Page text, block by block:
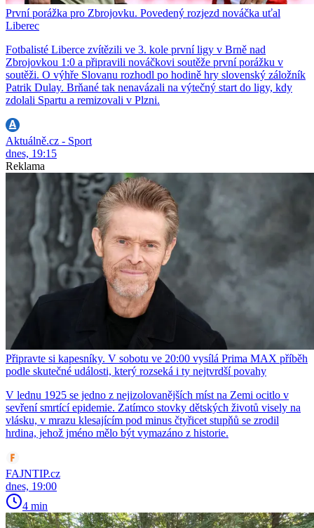
První porážka pro Zbrojovku. Povedený rozjezd nováčka uťal
Liberec
Fotbalisté Liberce zvítězili ve 3. kole první ligy v Brně nad
Zbrojovkou 1:0 a připravili nováčkovi soutěže první porážku v
soutěži. O výhře Slovanu rozhodl po hodině hry slovenský záložník
Patrik Dulay. Brňané tak nenavázali na výtečný start do ligy, kdy
zdolali Spartu a remizovali v Plzni.
Aktuálně.cz - Sport
dnes, 19:15
Reklama
Připravte si kapesníky. V sobotu ve 20:00 vysílá Prima MAX příběh
podle skutečné události, který rozseká i ty nejtvrdší povahy
V lednu 1925 se jedno z nejizolovanějších míst na Zemi ocitlo v
sevření smrtící epidemie. Zatímco stovky dětských životů visely na
vlásku, v mrazu klesajícím pod minus čtyřicet stupňů se zrodil
hrdina, jehož jméno mělo být vymazáno z historie.
FAJNTIP.cz
dnes, 19:00
4 min